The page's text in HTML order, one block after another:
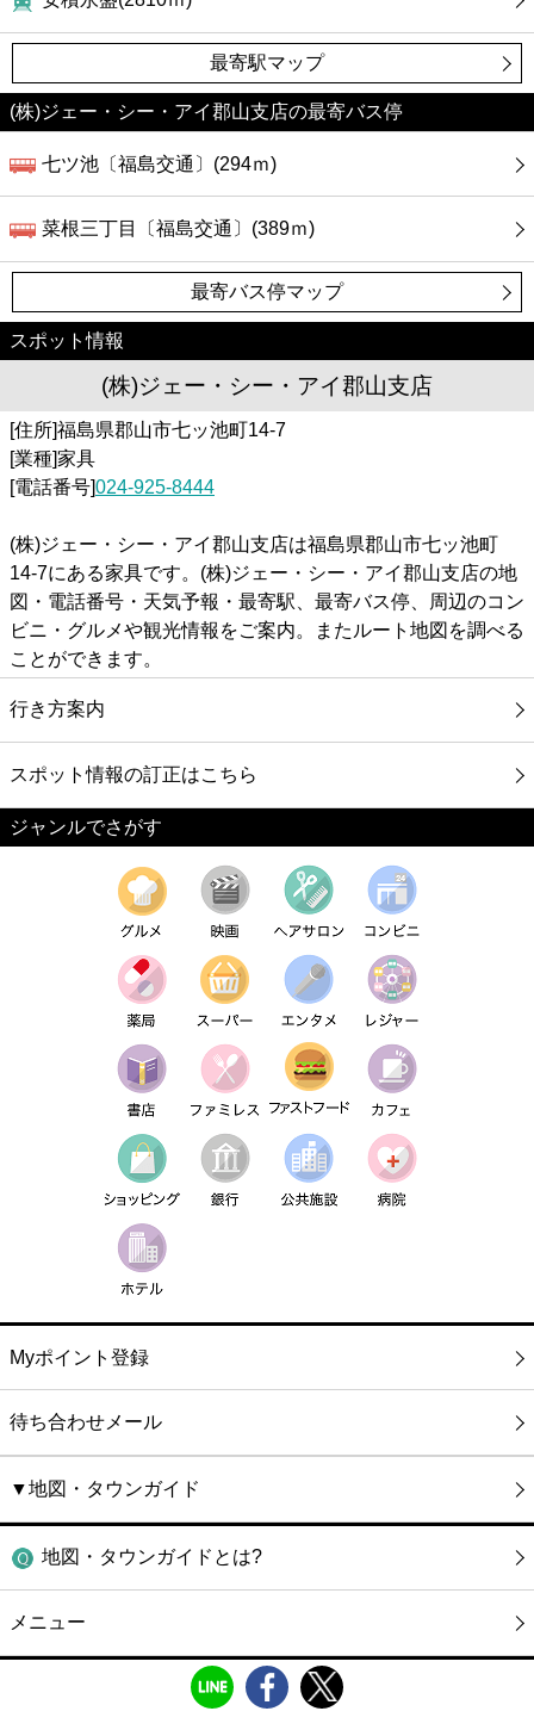
最寄駅マップ
(株)ジェー・シー・アイ郡山支店の最寄バス停
七ツ池〔福島交通〕(294ｍ)
菜根三丁目〔福島交通〕(389ｍ)
最寄バス停マップ
スポット情報
(株)ジェー・シー・アイ郡山支店
[住所]福島県郡山市七ッ池町14-7
[業種]家具
[電話番号]024-925-8444
(株)ジェー・シー・アイ郡山支店は福島県郡山市七ッ池町
14-7にある家具です。(株)ジェー・シー・アイ郡山支店の地
図・電話番号・天気予報・最寄駅、最寄バス停、周辺のコン
ビニ・グルメや観光情報をご案内。またルート地図を調べる
ことができます。
行き方案内
スポット情報の訂正はこちら
ジャンルでさがす
Myポイント登録
待ち合わせメール
▼地図・タウンガイド
地図・タウンガイドとは?
メニュー